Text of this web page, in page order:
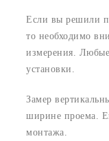
Если вы решили
то необходимо
измерения. Любые
установки.
Замер
ширине проема.
монтажа.